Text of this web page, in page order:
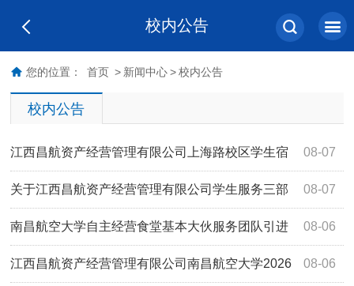
校内公告
您的位置： 首页 > 新闻中心 > 校内公告
校内公告
08-07
江西昌航资产经营管理有限公司上海路校区学生宿
舍空调采购安装项目（项目编号：JXMT20260710B-03）竞
争性磋商成交公告
08-07
关于江西昌航资产经营管理有限公司学生服务三部
外围108号便利店项目（项目编号：JXYL2026-J0436）竞
价采购公告
08-06
南昌航空大学自主经营食堂基本大伙服务团队引进
项目公开比选结果公告 08-06
江西昌航资产经营管理有限公司南昌航空大学2026